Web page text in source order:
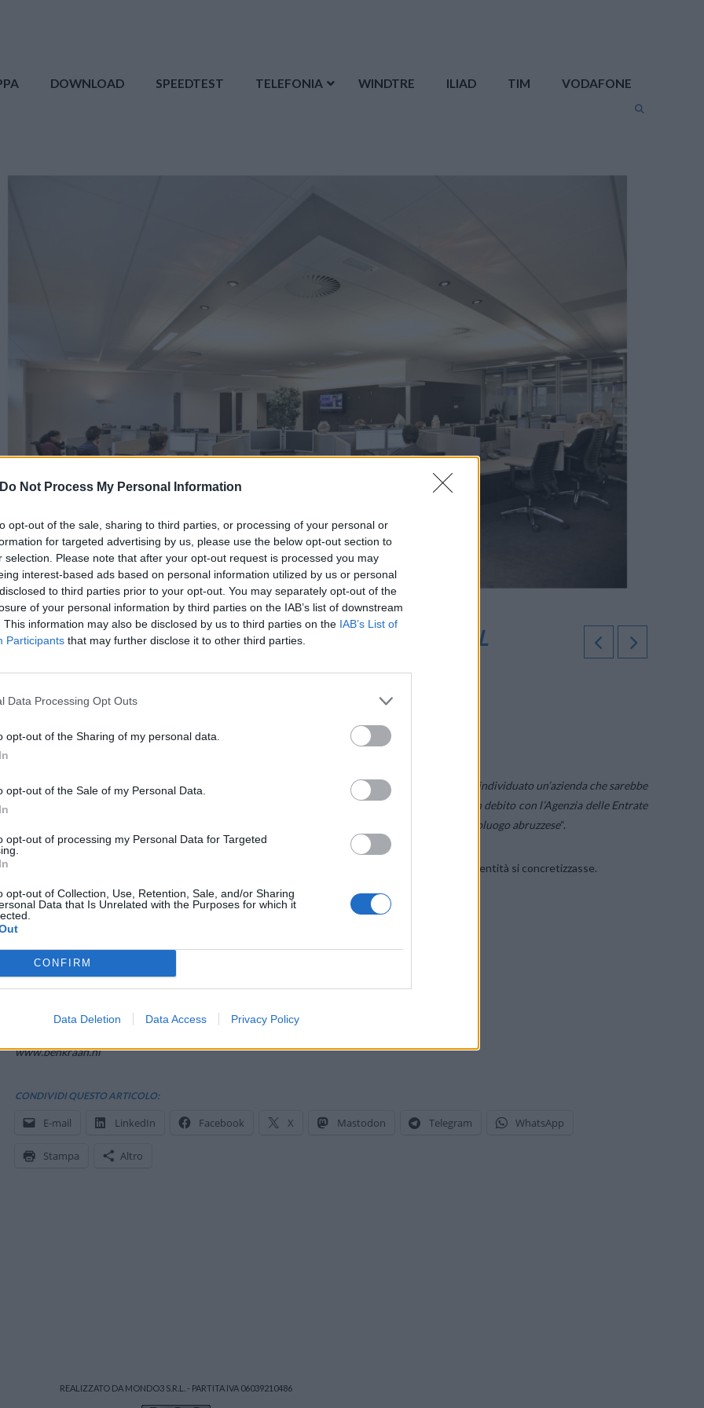
Do Not Process My Personal Information
opt-out of the sale, sharing to third parties, or processing of your personal or
for targeted advertising by us, please use the below opt-out section to
selection. Please note that after your opt-out request is processed you may
interest-based ads based on personal information utilized by us or personal
to third parties prior to your opt-out. You may separately opt-out of the
of your personal information by third parties on the IAB’s list of downstream
This information may also be disclosed by us to third parties on the IAB’s List of
Participants that may further disclose it to other third parties.
Data Processing Opt Outs
opt-out of the Sharing of my personal data.
opt-out of the Sale of my Personal Data.
opt-out of processing my Personal Data for Targeted
opt-out of Collection, Use, Retention, Sale, and/or Sharing
Data that Is Unrelated with the Purposes for which it
CONFIRM
Data Deletion Data Access Privacy Policy
DOWNLOAD SPEEDTEST TELEFONIA WINDTRE ILIAD TIM VODAFONE
L’AQUILA, VERSO UNA SOLUZIONE PER IL CALL
Aggiornamenti (positivi) in vista per ilcall center 3 Italia dell’Aquila dopo gli ultimi sviluppi
Secondo quanto appreso da AbruzzoWeb
i vertici italiani di H3G avrebbero individuato un’azienda che sarebbe
pronta a subentrare a Globe Network, in lite con la stessa H3G e ormai fuori gioco a causa di un debito con l’Agenzia delle Entrate
per 4,5 milioni di euro, e a riassumere tutti i lavoratori, continuando di fatto ad investire nel capoluogo abruzzese“.
Per i dipendenti della GlobeNetwork sarebbe quindi una svolta positiva, se l’affare con la nuova entità si concretizzasse.
Per maggiori dettagli è disponibile l’articolo integrale diAbruzzoWeb.
www.benkraan.nl
CONDIVIDI QUESTO ARTICOLO:
E-mail LinkedIn Facebook X Mastodon Telegram WhatsApp
Stampa Altro
REALIZZATO DA MONDO3 S.R.L. - PARTITA IVA 06039210486